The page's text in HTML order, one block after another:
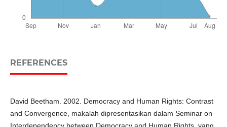
REFERENCES
David Beetham. 2002. Democracy and Human Rights: Contrast
and Convergence, makalah dipresentasikan dalam Seminar on